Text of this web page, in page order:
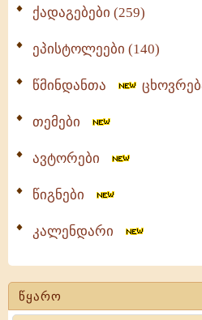
ქადაგებები (259)
ეპისტოლეები (140)
წმინდანთა
თემები
ავტორები
წიგნები
კალენდარი
წყარო